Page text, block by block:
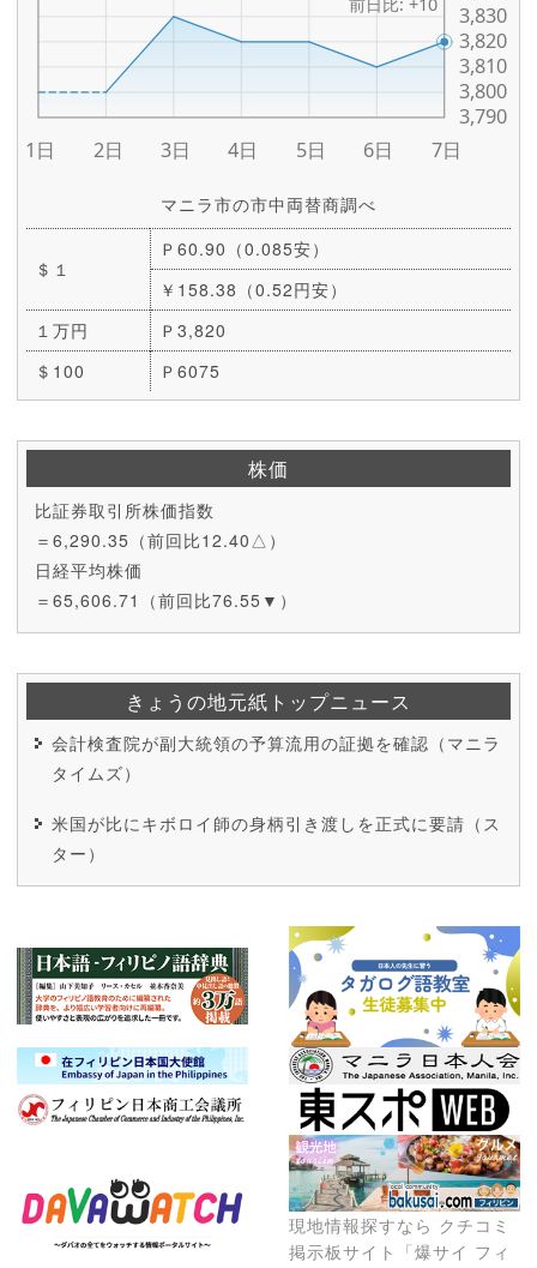
現地情報探すなら クチコミ
掲示板サイト「爆サイ フィ
マニラ市の市中両替商調べ
＄１
Ｐ60.90（0.085安）
￥158.38（0.52円安）
１万円
Ｐ3,820
＄100
Ｐ6075
株価
比証券取引所株価指数
＝6,290.35（前回比12.40△）
日経平均株価
＝65,606.71（前回比76.55▼）
きょうの地元紙トップニュース
会計検査院が副大統領の予算流用の証拠を確認（マニラ
タイムズ）
米国が比にキボロイ師の身柄引き渡しを正式に要請（ス
ター）